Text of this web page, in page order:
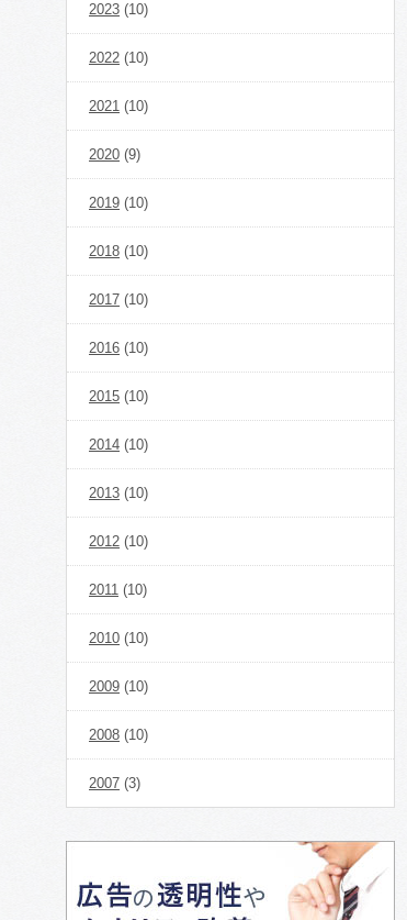
2023 (10)
2022 (10)
2021 (10)
2020 (9)
2019 (10)
2018 (10)
2017 (10)
2016 (10)
2015 (10)
2014 (10)
2013 (10)
2012 (10)
2011 (10)
2010 (10)
2009 (10)
2008 (10)
2007 (3)